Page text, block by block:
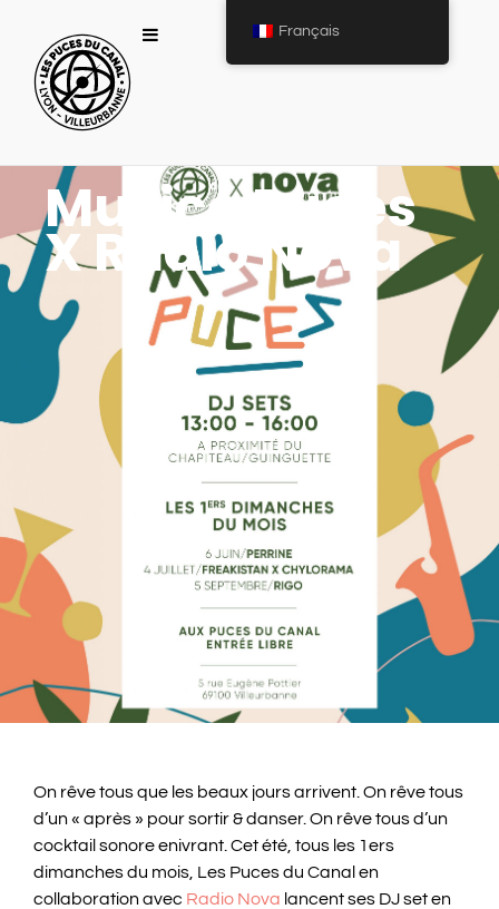
Musico Puces
X Radio Nova
On rêve tous que les beaux jours arrivent. On rêve tous
d’un « après » pour sortir & danser. On rêve tous d’un
cocktail sonore enivrant. Cet été, tous les 1ers
dimanches du mois, Les Puces du Canal en
collaboration avec Radio Nova lancent ses DJ set en
Français